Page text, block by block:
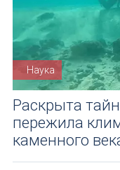
Наука
Раскрыта
пережила
каменного